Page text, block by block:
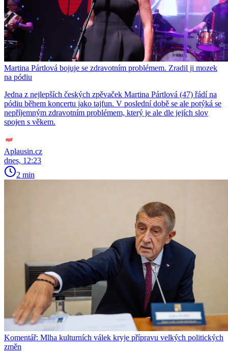
Martina Pártlová bojuje se zdravotním problémem. Zradil ji mozek
na pódiu
Jedna z nejlepších českých zpěvaček Martina Pártlová (47) řádí na
pódiu během koncertu jako tajfun. V poslední době se ale potýká se
nepříjemným zdravotním problémem, který je ale dle jejích slov
spojen s věkem.
Aplausin.cz
dnes, 12:23
2 min
Komentář: Mlha kulturních válek kryje přípravu velkých politických
změn